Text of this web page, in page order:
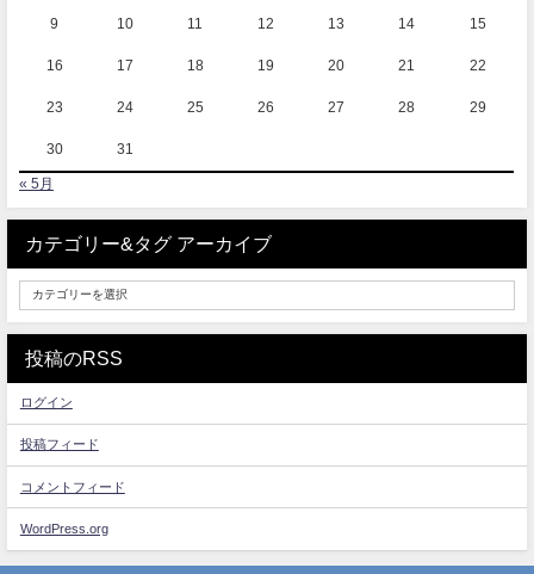
9 10 11 12 13 14 15
16 17 18 19 20 21 22
23 24 25 26 27 28 29
30 31
« 5月
カテゴリー&タグ アーカイブ
投稿のRSS
ログイン
投稿フィード
コメントフィード
WordPress.org